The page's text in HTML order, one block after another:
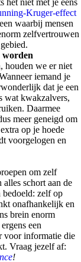
het niet met je eens
Kruger-effect
waarbij mensen
zelfvertrouwen
worden
houden we er niet
iemand je
dat je een
wat kwakzalvers,
Daarmee
meer geneigd om
op je hoede
voorgelogen en
om zelf
schort aan de
zelf op
onafhankelijk en
brein enorm
een
voor informatie die
Vraag jezelf af:
!